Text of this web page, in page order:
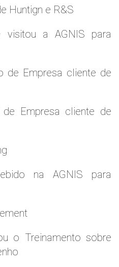
Huntign e R&S
visitou a AGNIS para
de Empresa cliente de
Empresa cliente de
na AGNIS para
o Treinamento sobre